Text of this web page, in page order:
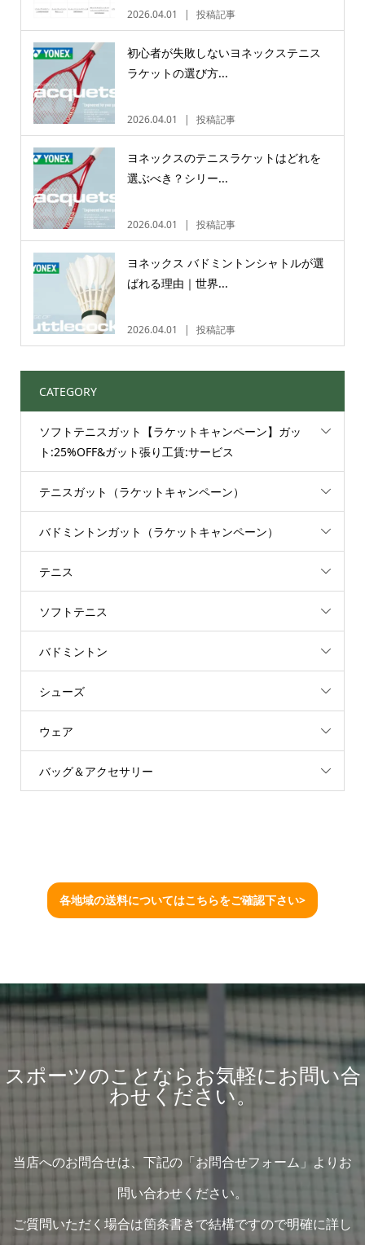
2026.04.01 投稿記事
初心者が失敗しないヨネックステニス
ラケットの選び方...
2026.04.01 投稿記事
ヨネックスのテニスラケットはどれを
選ぶべき？シリー...
2026.04.01 投稿記事
ヨネックス バドミントンシャトルが選
ばれる理由｜世界...
2026.04.01 投稿記事
CATEGORY
ソフトテニスガット【ラケットキャンペーン】ガッ
ト:25%OFF&ガット張り工賃:サービス
テニスガット（ラケットキャンペーン）
バドミントンガット（ラケットキャンペーン）
テニス
ソフトテニス
バドミントン
シューズ
ウェア
バッグ＆アクセサリー
各地域の送料についてはこちらをご確認下さい>
スポーツのことならお気軽にお問い合
わせください。
当店へのお問合せは、下記の「お問合せフォーム」よりお
問い合わせください。
ご質問いただく場合は箇条書きで結構ですので明確に詳し